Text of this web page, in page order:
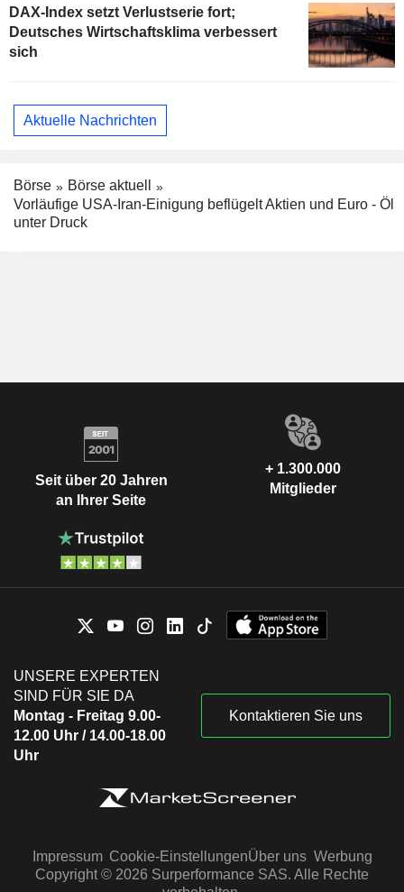
DAX-Index setzt Verlustserie fort;
Deutsches Wirtschaftsklima verbessert
sich
Aktuelle Nachrichten
Börse
Börse aktuell
Vorläufige USA-Iran-Einigung beflügelt Aktien und Euro - Öl
unter Druck
Seit über 20 Jahren
an Ihrer Seite
+ 1.300.000
Mitglieder
UNSERE EXPERTEN
SIND FÜR SIE DA
Montag - Freitag 9.00-
12.00 Uhr / 14.00-18.00
Uhr
Kontaktieren Sie uns
Impressum Cookie-EinstellungenÜber uns Werbung
Copyright © 2026 Surperformance SAS. Alle Rechte